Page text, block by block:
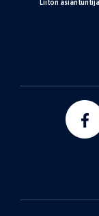
Liiton